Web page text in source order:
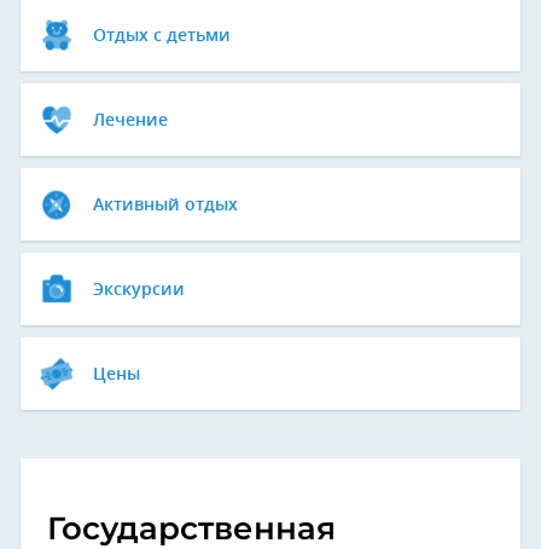
Отдых с детьми
Лечение
Активный отдых
Экскурсии
Цены
Государственная